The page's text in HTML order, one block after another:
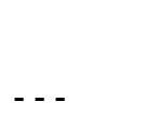
---